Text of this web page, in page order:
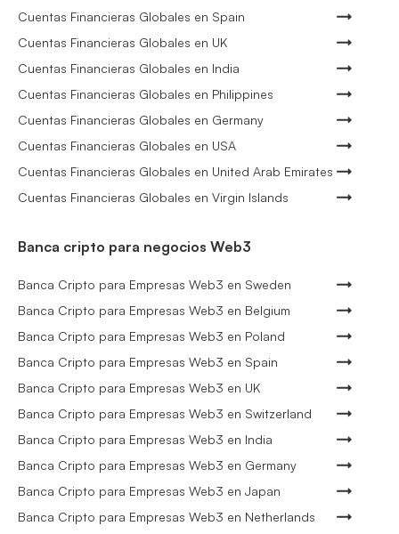
Cuentas Financieras Globales en Spain
Cuentas Financieras Globales en UK
Cuentas Financieras Globales en India
Cuentas Financieras Globales en Philippines
Cuentas Financieras Globales en Germany
Cuentas Financieras Globales en USA
Cuentas Financieras Globales en United Arab Emirates
Cuentas Financieras Globales en Virgin Islands
Banca cripto para negocios Web3
Banca Cripto para Empresas Web3 en Sweden
Banca Cripto para Empresas Web3 en Belgium
Banca Cripto para Empresas Web3 en Poland
Banca Cripto para Empresas Web3 en Spain
Banca Cripto para Empresas Web3 en UK
Banca Cripto para Empresas Web3 en Switzerland
Banca Cripto para Empresas Web3 en India
Banca Cripto para Empresas Web3 en Germany
Banca Cripto para Empresas Web3 en Japan
Banca Cripto para Empresas Web3 en Netherlands